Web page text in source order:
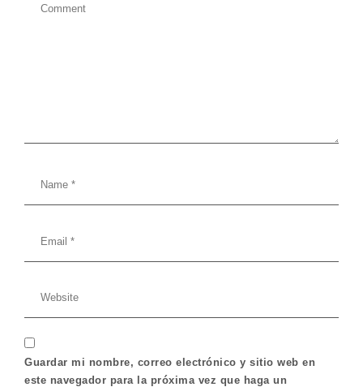
Guardar mi nombre, correo electrónico y sitio web en
este navegador para la próxima vez que haga un